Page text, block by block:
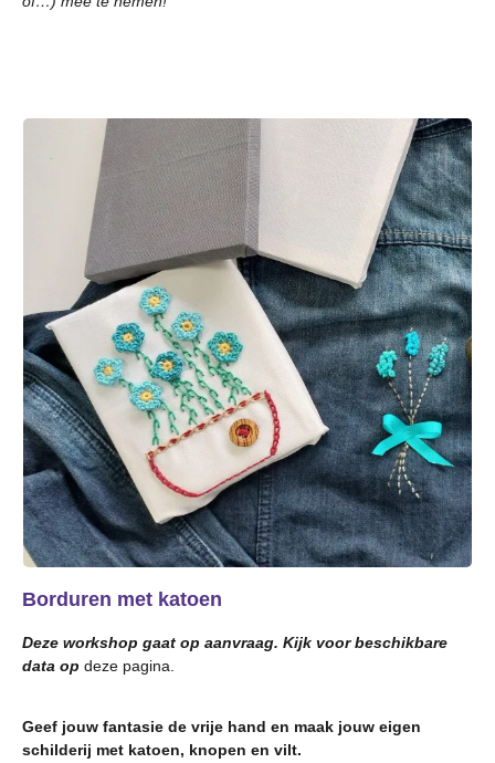
Borduren met katoen
Deze workshop gaat op aanvraag. Kijk voor beschikbare
data op deze pagina.
Geef jouw fantasie de vrije hand en maak jouw eigen
schilderij met katoen, knopen en vilt.